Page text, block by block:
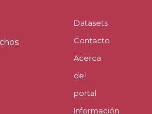
Datasets
Contacto
Acerca
del
portal
Información